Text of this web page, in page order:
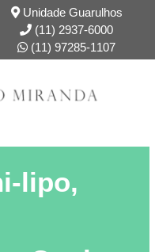
Unidade Guarulhos
(11) 2937-6000
(11) 97285-1107
lipo,